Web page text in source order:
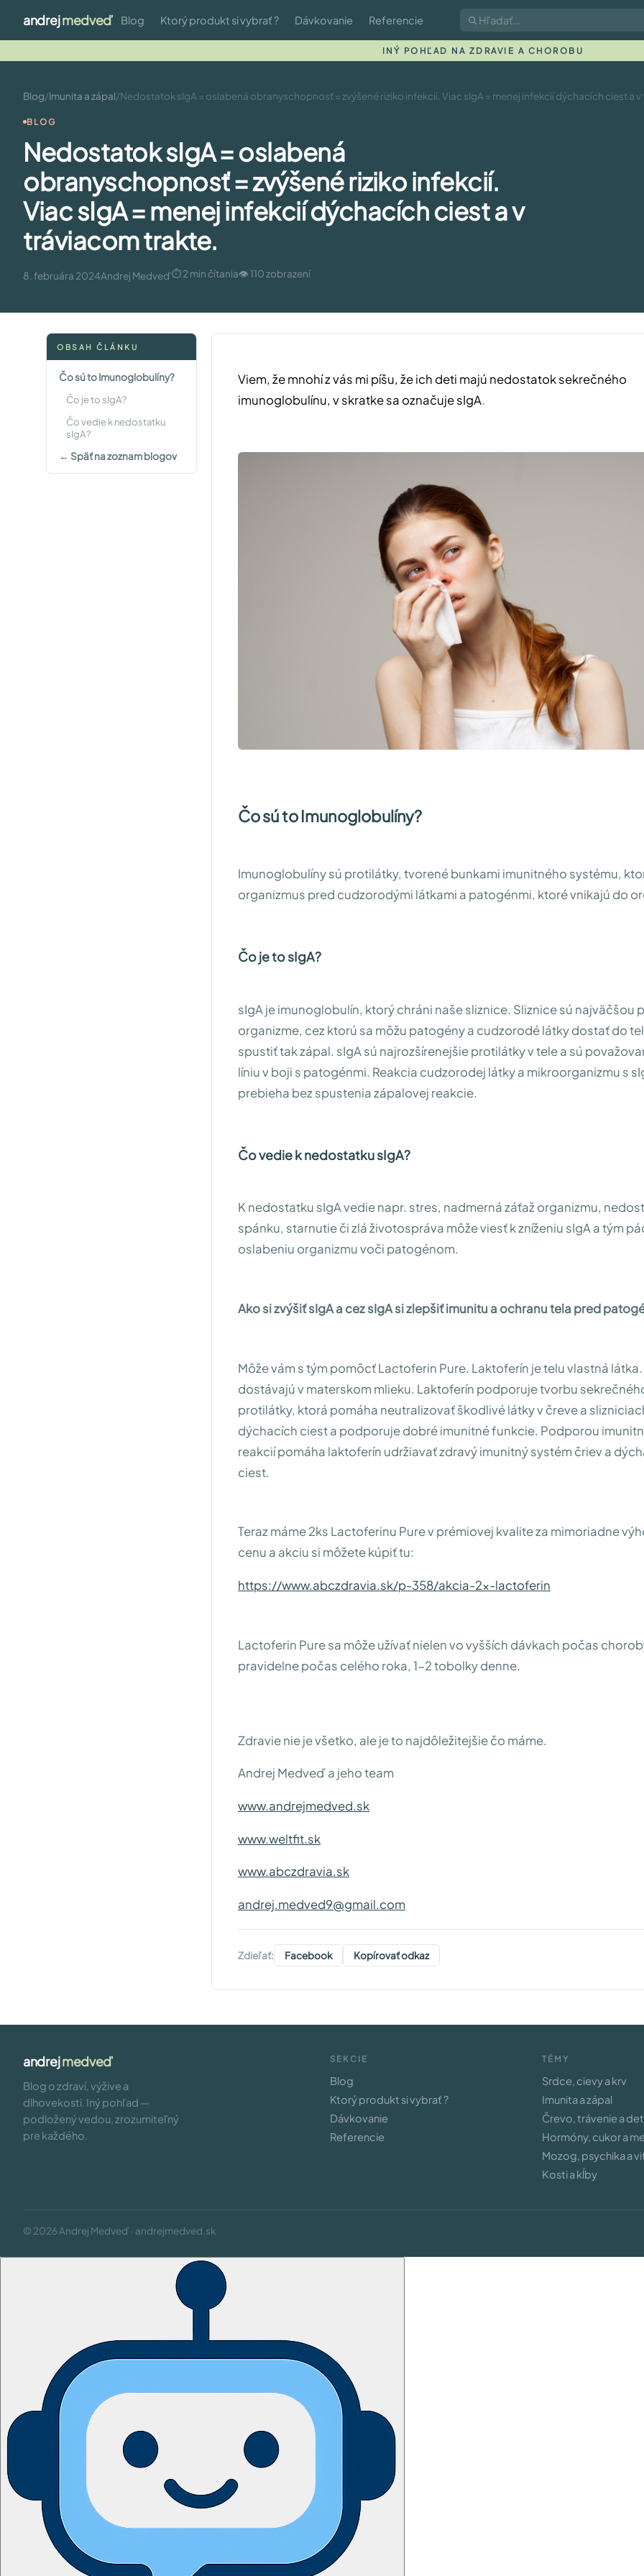
andrejmedveď Blog Ktorý produkt si vybrať ? Dávkovanie Referencie
INÝ POHĽAD NA ZDRAVIE A CHOROBU
Blog/Imunita a zápal/Nedostatok sIgA = oslabená obranyschopnosť = zvýšené riziko infekcií. Viac sIgA = menej infekcií dýchacích ciest a
BLOG
Nedostatok sIgA = oslabená
obranyschopnosť = zvýšené riziko infekcií.
Viac sIgA = menej infekcií dýchacích ciest a v
tráviacom trakte.
8. februára 2024Andrej Medveď⏱ 2 min čítania👁 110 zobrazení
OBSAH ČLÁNKU
Čo sú to Imunoglobulíny?
Čo je to sIgA?
Čo vedie k nedostatku
sIgA?
← Späť na zoznam blogov
Viem, že mnohí z vás mi píšu, že ich deti majú nedostatok sekrečného
imunoglobulínu, v skratke sa označuje sIgA.
Čo sú to Imunoglobulíny?
Imunoglobulíny sú protilátky, tvorené bunkami imunitného systému,
organizmus pred cudzorodými látkami a patogénmi, ktoré vnikajú do
Čo je to sIgA?
sIgA je imunoglobulín, ktorý chráni naše sliznice. Sliznice sú najväčšou
organizme, cez ktorú sa môžu patogény a cudzorodé látky dostať do
spustiť tak zápal. sIgA sú najrozšírenejšie protilátky v tele a sú
líniu v boji s patogénmi. Reakcia cudzorodej látky a mikroorganizmu s
prebieha bez spustenia zápalovej reakcie.
Čo vedie k nedostatku sIgA?
K nedostatku sIgA vedie napr. stres, nadmerná záťaž organizmu,
spánku, starnutie či zlá životospráva môže viesť k zníženiu sIgA a tým
oslabeniu organizmu voči patogénom.
Ako si zvýšiť sIgA a cez sIgA si zlepšiť imunitu a ochranu tela pred
Môže vám s tým pomôcť Lactoferin Pure. Laktoferín je telu vlastná látka.
dostávajú v materskom mlieku. Laktoferín podporuje tvorbu
protilátky, ktorá pomáha neutralizovať škodlivé látky v čreve a
dýchacích ciest a podporuje dobré imunitné funkcie. Podporou
reakcií pomáha laktoferín udržiavať zdravý imunitný systém čriev a
ciest.
Teraz máme 2ks Lactoferinu Pure v prémiovej kvalite za mimoriadne
cenu a akciu si môžete kúpiť tu:
https://www.abczdravia.sk/p-358/akcia-2x-lactoferin
Lactoferin Pure sa môže užívať nielen vo vyšších dávkach počas
pravidelne počas celého roka, 1-2 tobolky denne.
Zdravie nie je všetko, ale je to najdôležitejšie čo máme.
Andrej Medveď a jeho team
www.andrejmedved.sk
www.weltfit.sk
www.abczdravia.sk
andrej.medved9@gmail.com
Zdieľať: Facebook Kopírovať odkaz
andrejmedveď
Blog o zdraví, výžive a
dlhovekosti. Iný pohľad —
podložený vedou, zrozumiteľný
pre každého.
SEKCIE
Blog
Ktorý produkt si vybrať ?
Dávkovanie
Referencie
TÉMY
Srdce, cievy a krv
Imunita a zápal
Črevo, trávenie a
Hormóny, cukor a
Mozog, psychika a
Kosti a kĺby
© 2026 Andrej Medveď · andrejmedved.sk